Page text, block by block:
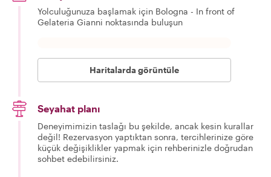
Yolculuğunuza başlamak için Bologna - In front of
Gelateria Gianni noktasında buluşun
Haritalarda görüntüle
Seyahat planı
Deneyimimizin taslağı bu şekilde, ancak kesin kurallar
değil! Rezervasyon yaptıktan sonra, tercihlerinize göre
küçük değişiklikler yapmak için rehberinizle doğrudan
sohbet edebilirsiniz.